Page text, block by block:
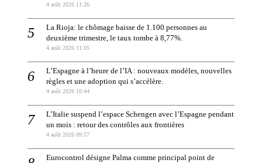
4 août 2026 11:26
La Rioja: le chômage baisse de 1.100 personnes au
deuxième trimestre, le taux tombe à 8,77%.
4 août 2026 11:05
L’Espagne à l’heure de l’IA : nouveaux modèles, nouvelles
règles et une adoption qui s’accélère.
4 août 2026 10:44
L’Italie suspend l’espace Schengen avec l’Espagne pendant
un mois : retour des contrôles aux frontières
4 août 2026 09:57
Eurocontrol désigne Palma comme principal point de